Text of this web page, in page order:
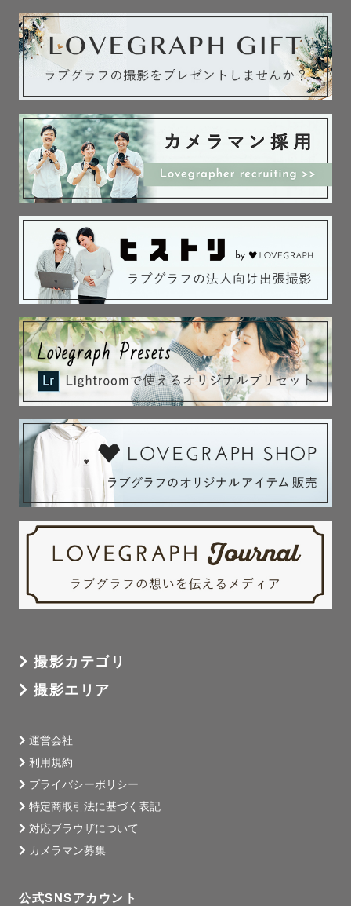
撮影カテゴリ
撮影エリア
運営会社
利用規約
プライバシーポリシー
特定商取引法に基づく表記
対応ブラウザについて
カメラマン募集
公式SNSアカウント